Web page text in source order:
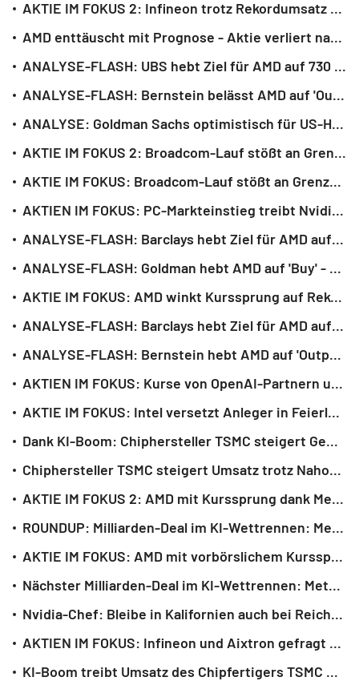
AKTIE IM FOKUS 2: Infineon trotz Rekordumsatz unter Druck wegen Profitabilität
AMD enttäuscht mit Prognose - Aktie verliert nachbörslich
ANALYSE-FLASH: UBS hebt Ziel für AMD auf 730 Dollar - 'Buy'
ANALYSE-FLASH: Bernstein belässt AMD auf 'Outperform' - Ziel 600 Dollar
ANALYSE: Goldman Sachs optimistisch für US-Halbleiter - Luft aber dünner
AKTIE IM FOKUS 2: Broadcom-Lauf stößt an Grenzen - Belastungsfaktor für Nasdaq
AKTIE IM FOKUS: Broadcom-Lauf stößt an Grenzen - Belastungsfaktor für Nasdaq
AKTIEN IM FOKUS: PC-Markteinstieg treibt Nvidia an - Intel und AMD belastet
ANALYSE-FLASH: Barclays hebt Ziel für AMD auf 665 Dollar - 'Overweight'
ANALYSE-FLASH: Goldman hebt AMD auf 'Buy' - Ziel massiv erhöht auf 450 Dollar
AKTIE IM FOKUS: AMD winkt Kurssprung auf Rekordhoch - Empfehlungen nach Zahlen
ANALYSE-FLASH: Barclays hebt Ziel für AMD auf 500 Dollar - 'Overweight'
ANALYSE-FLASH: Bernstein hebt AMD auf 'Outperform' - Ziel hoch auf 525 Dollar
AKTIEN IM FOKUS: Kurse von OpenAI-Partnern unter Druck - 'WSJ': verfehlt Ziele
AKTIE IM FOKUS: Intel versetzt Anleger in Feierlaune mit Zahlen und Ausblick
Dank KI-Boom: Chiphersteller TSMC steigert Gewinn überraschend stark
Chiphersteller TSMC steigert Umsatz trotz Nahost-Konflikt deutlich
AKTIE IM FOKUS 2: AMD mit Kurssprung dank Mega-Deal mit Meta
ROUNDUP: Milliarden-Deal im KI-Wettrennen: Meta und AMD bauen Partnerschaft aus
AKTIE IM FOKUS: AMD mit vorbörslichem Kurssprung dank Mega-Deal mit Meta
Nächster Milliarden-Deal im KI-Wettrennen: Meta und AMD bauen Partnerschaft aus
Nvidia-Chef: Bleibe in Kalifornien auch bei Reichensteuer
AKTIEN IM FOKUS: Infineon und Aixtron gefragt nach Chip-Rally an der Nasdaq
KI-Boom treibt Umsatz des Chipfertigers TSMC weiter an